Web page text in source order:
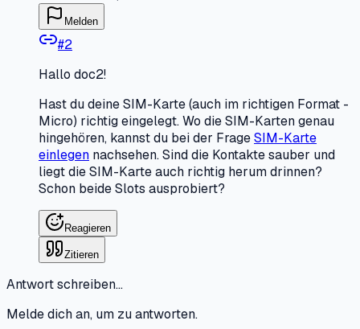
Melden
#2
Hallo doc2!
Hast du deine SIM-Karte (auch im richtigen Format -
Micro) richtig eingelegt. Wo die SIM-Karten genau
hingehören, kannst du bei der FrageSIM-Karte
einlegen nachsehen. Sind die Kontakte sauber und
liegt die SIM-Karte auch richtig herum drinnen?
Schon beide Slots ausprobiert?
Reagieren
Zitieren
Antwort schreiben…
Melde dich an, um zu antworten.